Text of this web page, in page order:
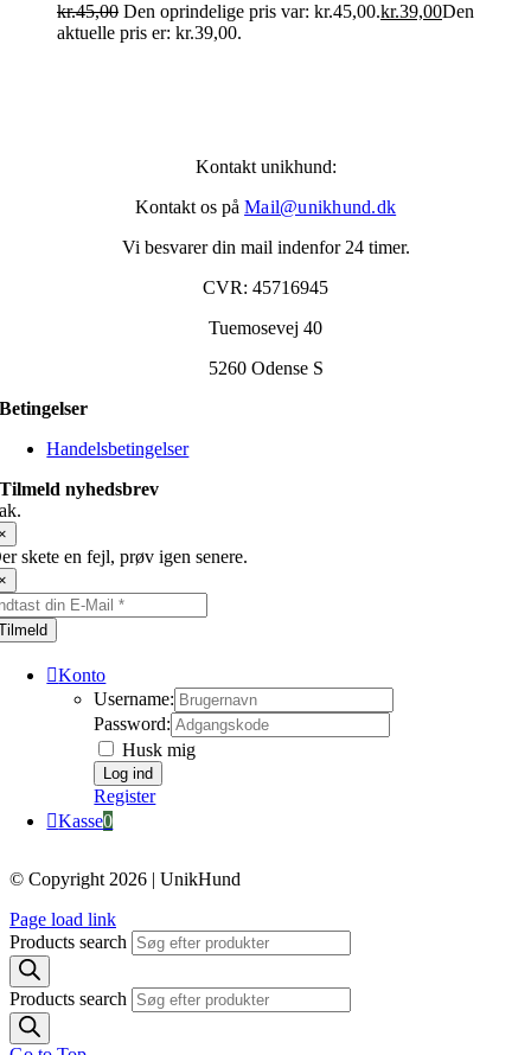
kr.45,00 Den oprindelige pris var: kr.45,00.kr.39,00Den
aktuelle pris er: kr.39,00.
Kontakt unikhund:
Kontakt os på Mail@unikhund.dk
Vi besvarer din mail indenfor 24 timer.
CVR: 45716945
Tuemosevej 40
5260 Odense S
Betingelser
Handelsbetingelser
Tilmeld nyhedsbrev
skete en fejl, prøv igen senere.
Konto
Username:
Password:
Husk mig
Register
Kasse0
© Copyright 2026 | UnikHund
Page load link
Products search
Products search